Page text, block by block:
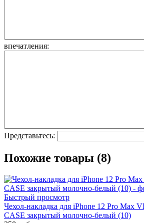
впечатления:
Представьтесь:
Похожие товары (8)
Быстрый просмотр
Чехол-накладка для iPhone 12 Pro Max
CASE закрытый молочно-белый (10)